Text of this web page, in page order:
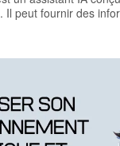
Il peut fournir des